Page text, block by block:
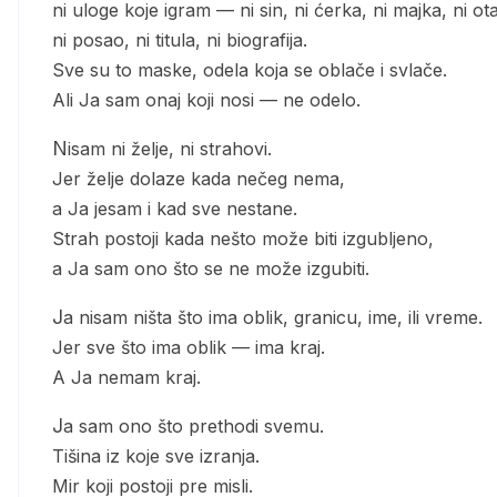
ni uloge koje igram — ni sin, ni ćerka, ni majka, ni
ni posao, ni titula, ni biografija.
Sve su to maske, odela koja se oblače i svlače.
Ali Ja sam onaj koji nosi — ne odelo.
Nisam ni želje, ni strahovi.
Jer želje dolaze kada nečeg nema,
a Ja jesam i kad sve nestane.
Strah postoji kada nešto može biti izgubljeno,
a Ja sam ono što se ne može izgubiti.
Ja nisam ništa što ima oblik, granicu, ime, ili vreme.
Jer sve što ima oblik — ima kraj.
A Ja nemam kraj.
Ja sam ono što prethodi svemu.
Tišina iz koje sve izranja.
Mir koji postoji pre misli.